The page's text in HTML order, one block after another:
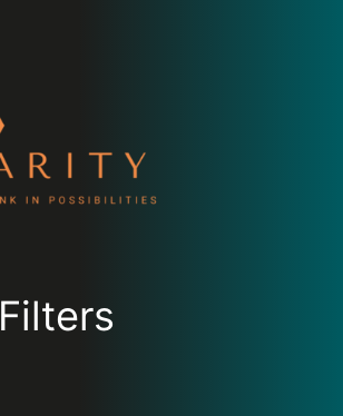
Filters